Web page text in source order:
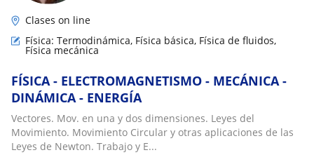
Clases on line
Física: Termodinámica, Física básica, Física de fluidos,
Física mecánica
FÍSICA - ELECTROMAGNETISMO - MECÁNICA -
DINÁMICA - ENERGÍA
Vectores. Mov. en una y dos dimensiones. Leyes del
Movimiento. Movimiento Circular y otras aplicaciones de las
Leyes de Newton. Trabajo y E...